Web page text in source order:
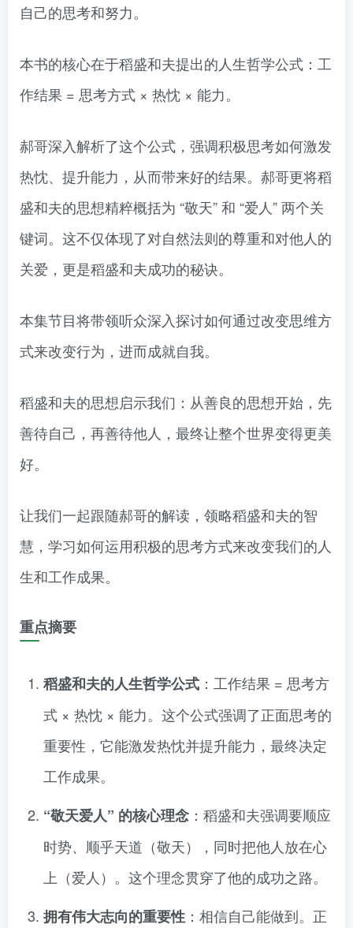
自己的思考和努力。
本书的核心在于稻盛和夫提出的人生哲学公式：工
作结果 = 思考方式 × 热忱 × 能力。
郝哥深入解析了这个公式，强调积极思考如何激发
热忱、提升能力，从而带来好的结果。郝哥更将稻
盛和夫的思想精粹概括为 “敬天” 和 “爱人” 两个关
键词。这不仅体现了对自然法则的尊重和对他人的
关爱，更是稻盛和夫成功的秘诀。
本集节目将带领听众深入探讨如何通过改变思维方
式来改变行为，进而成就自我。
稻盛和夫的思想启示我们：从善良的思想开始，先
善待自己，再善待他人，最终让整个世界变得更美
好。
让我们一起跟随郝哥的解读，领略稻盛和夫的智
慧，学习如何运用积极的思考方式来改变我们的人
生和工作成果。
重点摘要
稻盛和夫的人生哲学公式 ：工作结果 = 思考方
式 × 热忱 × 能力。这个公式强调了正面思考的
重要性，它能激发热忱并提升能力，最终决定
工作成果。
“敬天爱人” 的核心理念 ：稻盛和夫强调要顺应
时势、顺乎天道（敬天），同时把他人放在心
上（爱人）。这个理念贯穿了他的成功之路。
拥有伟大志向的重要性 ：相信自己能做到。正